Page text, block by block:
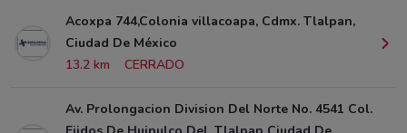
Acoxpa 744,Colonia villacoapa, Cdmx. Tlalpan,
Ciudad De México
13.2 km
CERRADO
Av. Prolongacion Division Del Norte No. 4541 Col.